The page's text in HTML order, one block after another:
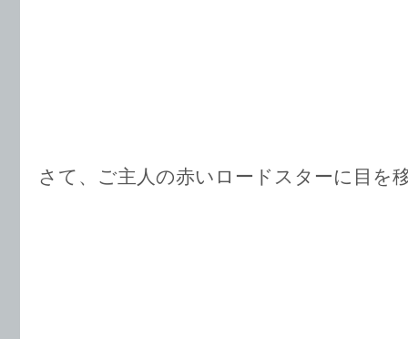
さて、ご主人の赤いロードスターに目を